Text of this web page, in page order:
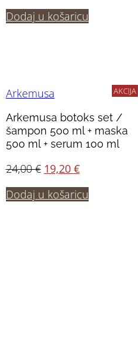
bila
je:
Dodaj u košaricu
AKCIJA
Arkemusa
Arkemusa botoks set /
šampon 500 ml + maska
500 ml + serum 100 ml
24,00€ Izvorna
bila
19,20 €Trenutna
je:
Dodaj u košaricu